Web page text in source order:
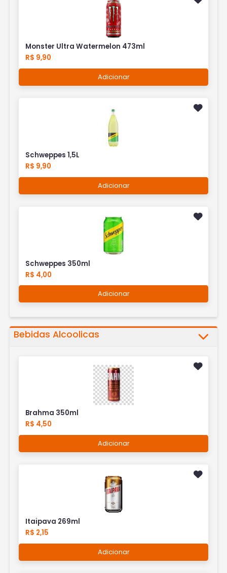
Monster Ultra Watermelon 473ml
R$ 9,90
Adicionar
Schweppes 1,5L
R$ 9,90
Adicionar
Schweppes 350ml
R$ 4,00
Adicionar
Bebidas Alcoolicas
Brahma 350ml
R$ 4,50
Adicionar
Itaipava 269ml
R$ 2,15
Adicionar